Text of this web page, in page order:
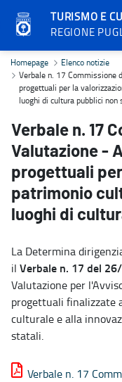
TURISMO E
REGIONE
Verbale n. 17
Homepage
Elenco notizie
Verbale n. 17 Commissione
progettuali per la
luoghi di cultura pubblici non
Verbale n. 17
Valutazione -
progettuali
patrimonio
luoghi di
La Determina
il Verbale n. 17 del
Valutazione per
progettuali finalizzate
culturale e alla
statali.
Verbale n. 17